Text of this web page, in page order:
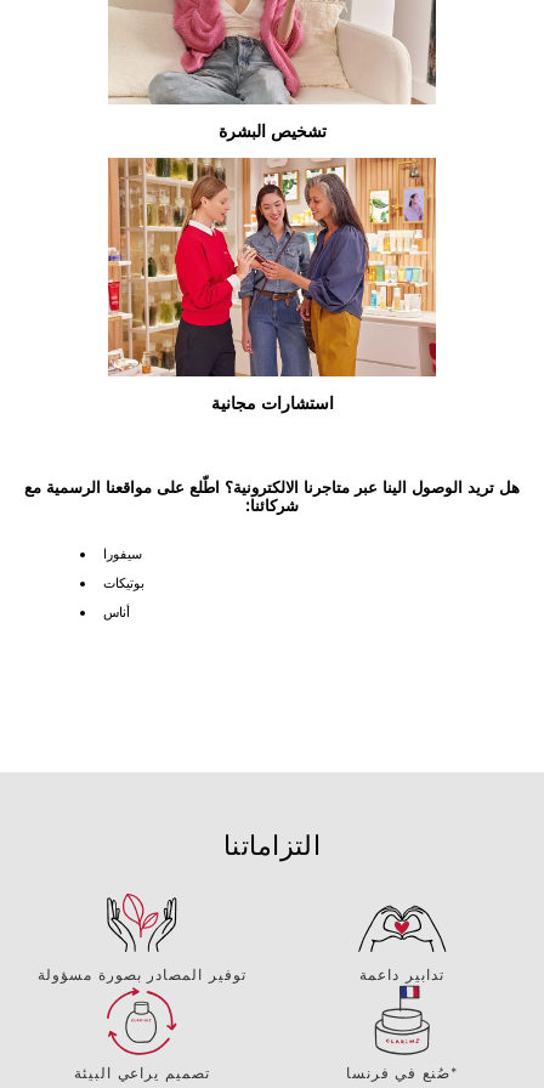
تشخيص البشرة
استشارات مجانية
هل تريد الوصول الينا عبر متاجرنا الالكترونية؟ اطّلع على مواقعنا الرسمية مع
شركائنا:
سيفورا
بوتيكات
أناس
التزاماتنا
توفير المصادر بصورة مسؤولة تدابير داعمة
تصميم يراعي البيئة صُنع في فرنسا*